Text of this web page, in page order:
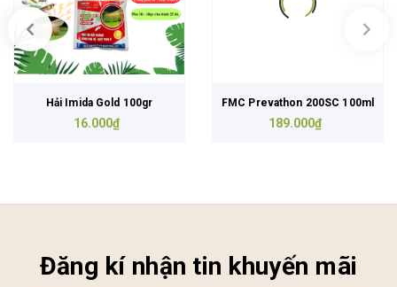
Hải Imida Gold 100gr
16.000₫
FMC Prevathon 200SC 100ml
189.000₫
Đăng kí nhận tin khuyến mãi